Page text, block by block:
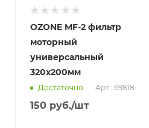
OZONE MF-2 фильтр
моторный
универсальный
320х200мм
Достаточно Арт.: 69818
150 руб./шт